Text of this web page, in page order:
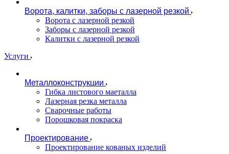
Ворота, калитки, заборы с лазерной резкой
Ворота с лазерной резкой
Заборы с лазерной резкой
Калитки с лазерной резкой
Услуги
Металлоконструкции
Гибка листового маеталла
Лазерная резка металла
Сварочные работы
Порошковая покраска
Проектирование
Проектирование кованых изделий